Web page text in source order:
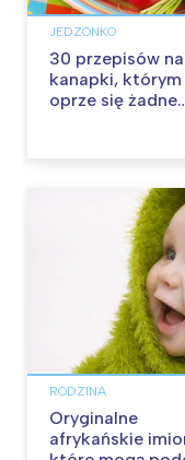
JEDZONKO
30 przepisów na
kanapki, którym
oprze się żadne
RODZINA
Oryginalne
afrykańskie